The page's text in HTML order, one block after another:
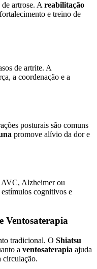
artrose. A reabilitação
e treino de
de artrite. A
a coordenação e a
posturais são comuns
promove alívio da dor e
AVC, Alzheimer ou
cognitivos e
Ventosaterapia
tradicional. O Shiatsu
a ventosaterapia ajuda
circulação.